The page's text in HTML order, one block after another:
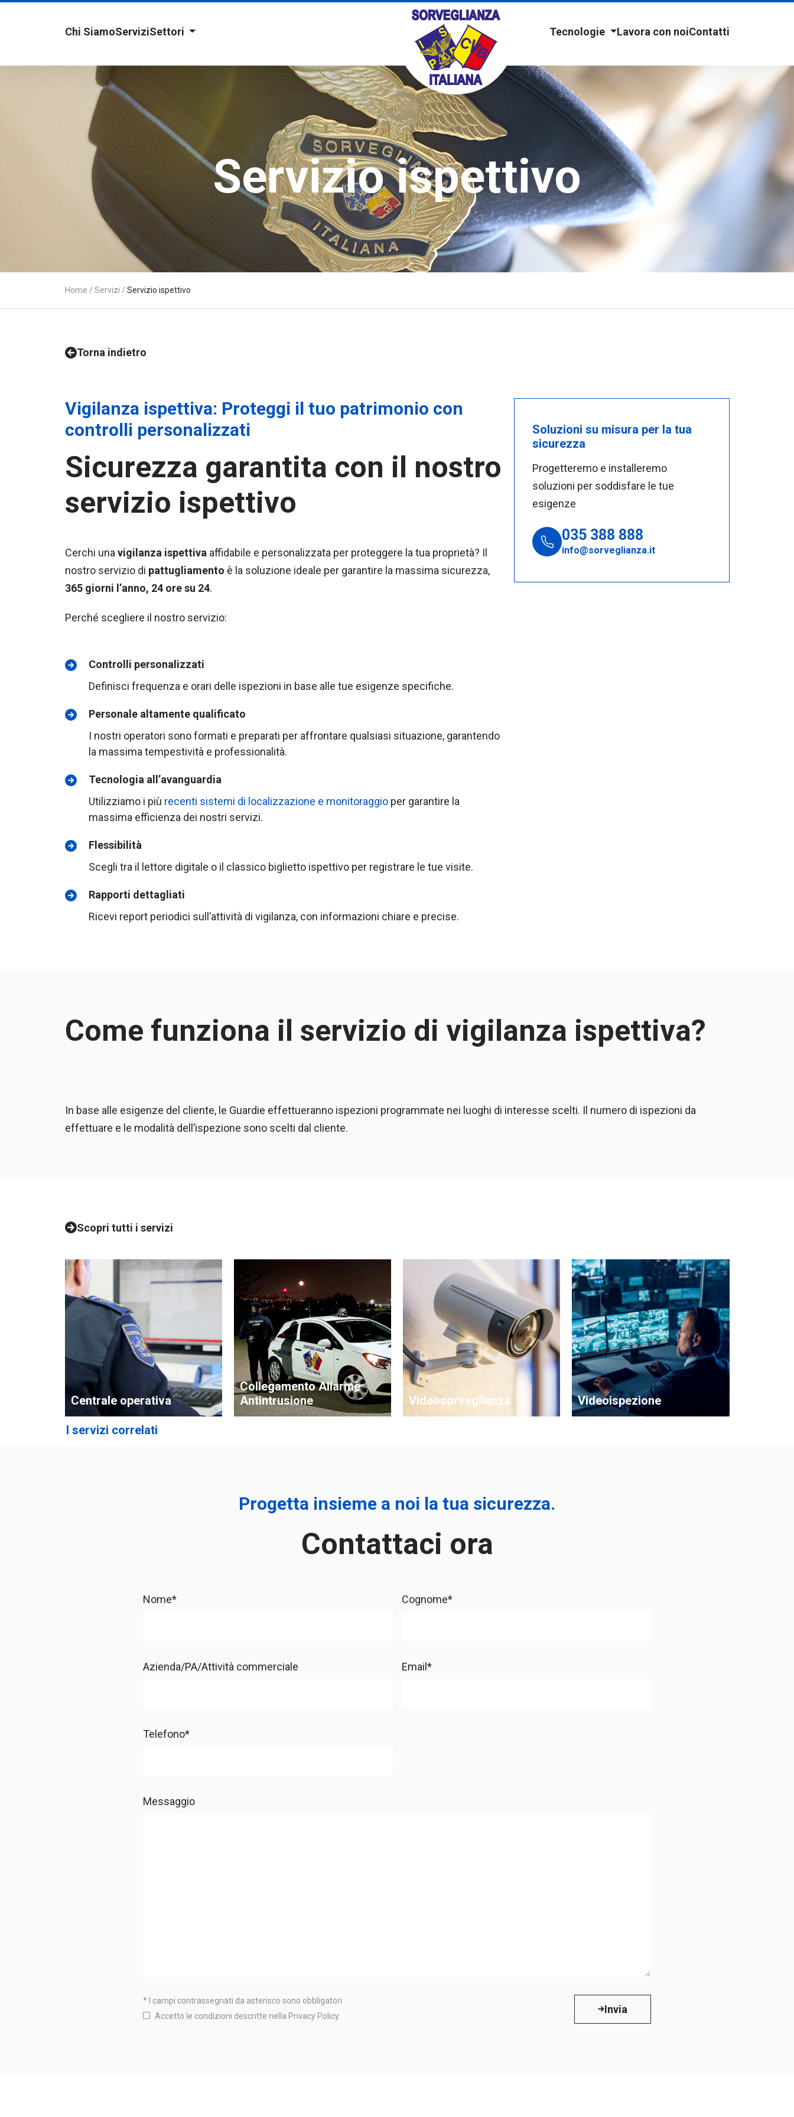
Chi SiamoServiziSettori Tecnologie Lavora con noiContatti
Servizio ispettivo
Home / Servizi / Servizio ispettivo
Torna indietro
Vigilanza ispettiva: Proteggi il tuo patrimonio con
controlli personalizzati
Sicurezza garantita con il nostro
servizio ispettivo
Cerchi una vigilanza ispettiva affidabile e personalizzata per proteggere la tua proprietà? Il
nostro servizio di pattugliamento è la soluzione ideale per garantire la massima sicurezza,
365 giorni l’anno, 24 ore su 24.
Perché scegliere il nostro servizio:
Controlli personalizzati
Definisci frequenza e orari delle ispezioni in base alle tue esigenze specifiche.
Personale altamente qualificato
I nostri operatori sono formati e preparati per affrontare qualsiasi situazione, garantendo
la massima tempestività e professionalità.
Tecnologia all’avanguardia
Utilizziamo i più recenti sistemi di localizzazione e monitoraggioper garantire la
massima efficienza dei nostri servizi.
Flessibilità
Scegli tra il lettore digitale o il classico biglietto ispettivo per registrare le tue visite.
Rapporti dettagliati
Ricevi report periodici sull’attività di vigilanza, con informazioni chiare e precise.
Soluzioni su misura per la tua
sicurezza
Progetteremo e installeremo
soluzioni per soddisfare le tue
esigenze
035 388 888
info@sorveglianza.it
Come funziona il servizio di vigilanza ispettiva?
In base alle esigenze del cliente, le Guardie effettueranno ispezioni programmate nei luoghi di interesse scelti. Il numero di ispezioni da
effettuare e le modalità dell’ispezione sono scelti dal cliente.
I servizi correlati
Scopri tutti i servizi
Centrale operativa
Collegamento Allarme
Antintrusione
Videosorveglianza Videoispezione
Progetta insieme a noi la tua sicurezza.
Contattaci ora
Nome* Cognome*
Azienda/PA/Attività commerciale Email*
Telefono*
Messaggio
* I campi contrassegnati da asterisco sono obbligatori
Accetto le condizioni descritte nella Privacy Policy.